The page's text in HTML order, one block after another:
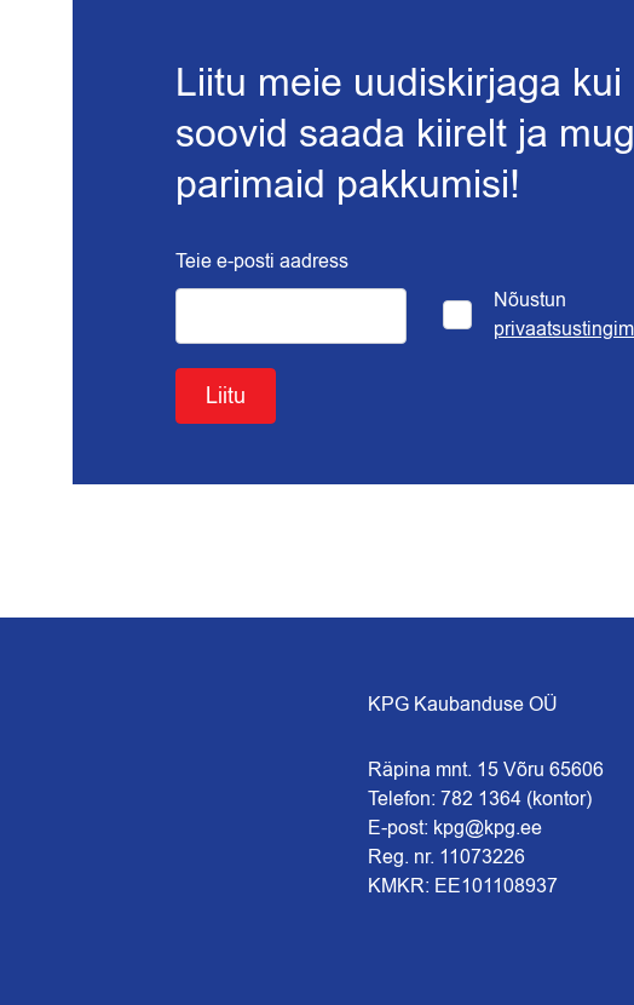
Liitu meie uudiskirjaga kui
soovid saada kiirelt ja
parimaid pakkumisi!
Teie e-posti aadress
Nõustun
Liitu
KPG Kaubanduse OÜ
Räpina mnt. 15 Võru 65606
Telefon: 782 1364 (kontor)
E-post: kpg@kpg.ee
Reg. nr. 11073226
KMKR: EE101108937